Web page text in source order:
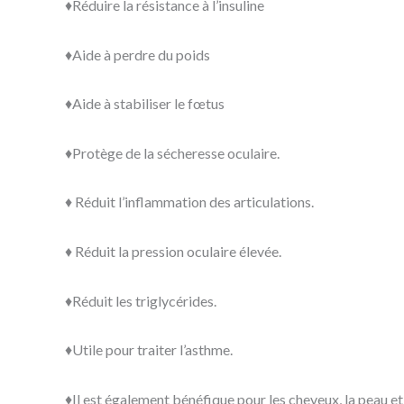
♦️Réduire la résistance à l’insuline
♦️Aide à perdre du poids
♦️Aide à stabiliser le fœtus
♦️Protège de la sécheresse oculaire.
♦️ Réduit l’inflammation des articulations.
♦️ Réduit la pression oculaire élevée.
♦️Réduit les triglycérides.
♦️Utile pour traiter l’asthme.
♦️Il est également bénéfique pour les cheveux, la peau